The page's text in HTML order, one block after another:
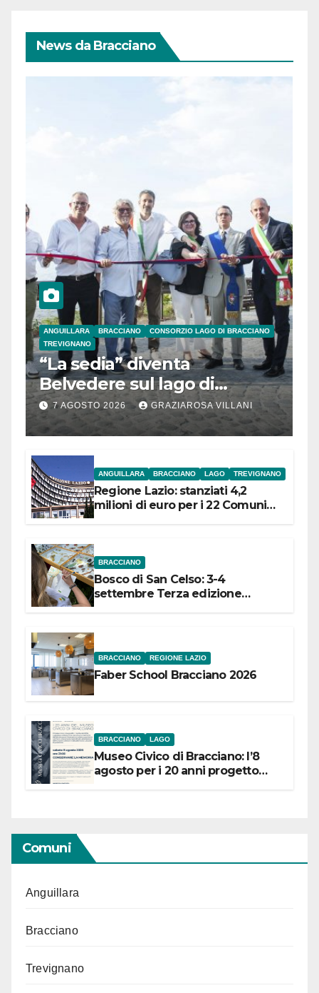
News da Bracciano
ANGUILLARA BRACCIANO
CONSORZIO LAGO DI BRACCIANO
TREVIGNANO
“La sedia” diventa
Belvedere sul lago di
Bracciano: ieri
l’inaugurazione
7 AGOSTO 2026 GRAZIAROSA VILLANI
ANGUILLARA BRACCIANO LAGO TREVIGNANO
Regione Lazio: stanziati 4,2
milioni di euro per i 22 Comuni
BRACCIANO
Bosco di San Celso: 3-4
settembre Terza edizione
BRACCIANO REGIONE LAZIO
Faber School Bracciano 2026
BRACCIANO LAGO
Museo Civico di Bracciano: l’8
agosto per i 20 anni progetto
Comuni
Anguillara
Bracciano
Trevignano